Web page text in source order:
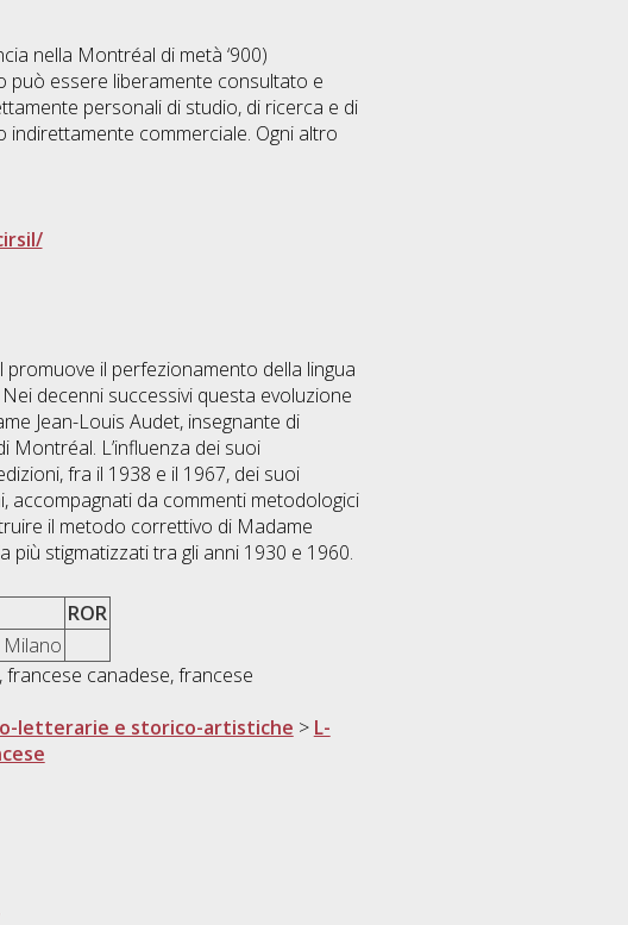
nella Montréal di metà ‘900)
può essere liberamente consultato e
personali di studio, di ricerca e di
commerciale. Ogni altro
promuove il perfezionamento della lingua
decenni successivi questa evoluzione
Jean-Louis Audet, insegnante di
L’influenza dei suoi
fra il 1938 e il 1967, dei suoi
accompagnati da commenti metodologici
il metodo correttivo di Madame
stigmatizzati tra gli anni 1930 e 1960.
ROR
Milano
canadese, francese
letterarie e storico-artistiche > L-